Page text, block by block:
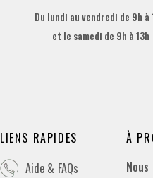
Du lundi au vendredi de 9h à
et le samedi de 9h à 13h
LIENS RAPIDES
Aide & FAQs
À